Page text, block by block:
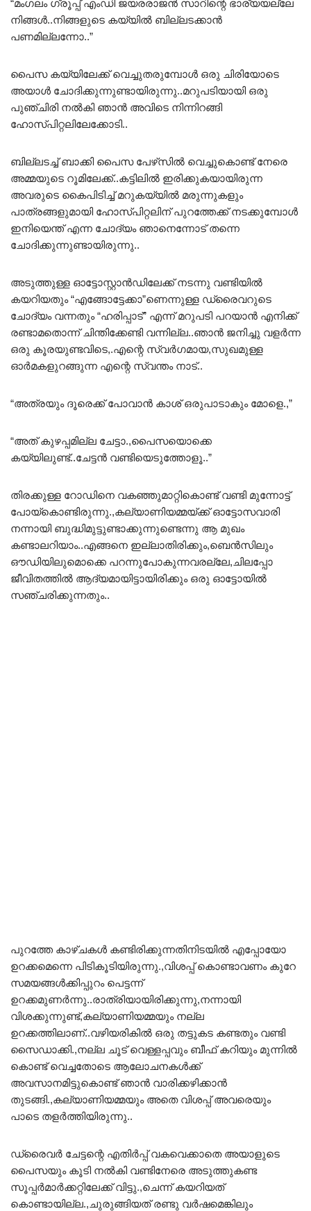
“മംഗലം ഗ്രൂപ്പ്‌ എംഡി ജയരരാജൻ സാറിന്റെ ഭാര്യയല്ലേ
നിങ്ങൾ..നിങ്ങളുടെ കയ്യിൽ ബില്ലടക്കാൻ
പണമില്ലന്നോ..”
പൈസ കയ്യിലേക്ക് വെച്ചുതരുമ്പോൾ ഒരു ചിരിയോടെ
അയാൾ ചോദിക്കുന്നുണ്ടായിരുന്നു..മറുപടിയായി ഒരു
പുഞ്ചിരി നൽകി ഞാൻ അവിടെ നിന്നിറങ്ങി
ഹോസ്പിറ്റലിലേക്കോടി..
ബില്ലടച്ച് ബാക്കി പൈസ പേഴ്‌സിൽ വെച്ചുകൊണ്ട് നേരെ
അമ്മയുടെ റൂമിലേക്ക്..കട്ടിലിൽ ഇരിക്കുകയായിരുന്ന
അവരുടെ കൈപിടിച്ച് മറുകയ്യിൽ മരുന്നുകളും
പാത്രങ്ങളുമായി ഹോസ്പിറ്റലിന് പുറത്തേക്ക് നടക്കുമ്പോൾ
ഇനിയെന്ത് എന്ന ചോദ്യം ഞാനെന്നോട് തന്നെ
ചോദിക്കുന്നുണ്ടായിരുന്നു..
അടുത്തുള്ള ഓട്ടോസ്റ്റാൻഡിലേക്ക് നടന്നു വണ്ടിയിൽ
കയറിയതും “എങ്ങോട്ടേക്കാ”ണെന്നുള്ള ഡ്രൈവറുടെ
ചോദ്യം വന്നതും “ഹരിപ്പാട്” എന്ന് മറുപടി പറയാൻ എനിക്ക്
രണ്ടാമതൊന്ന് ചിന്തിക്കേണ്ടി വന്നില്ല..ഞാൻ ജനിച്ചു വളർന്ന
ഒരു കൂരയുണ്ടവിടെ,.എന്റെ സ്വർഗമായ,സുഖമുള്ള
ഓർമകളുറങ്ങുന്ന എന്റെ സ്വന്തം നാട്..
“അത്രയും ദൂരെക്ക് പോവാൻ കാശ് ഒരുപാടാകും മോളെ.,”
“അത് കുഴപ്പമില്ല ചേട്ടാ.,പൈസയൊക്കെ
കയ്യിലുണ്ട്..ചേട്ടൻ വണ്ടിയെടുത്തോളൂ..”
തിരക്കുള്ള റോഡിനെ വകഞ്ഞുമാറ്റികൊണ്ട് വണ്ടി മുന്നോട്ട്
പോയ്‌കൊണ്ടിരുന്നു.,കല്യാണിയമ്മയ്ക്ക് ഓട്ടോസവാരി
നന്നായി ബുദ്ധിമുട്ടുണ്ടാക്കുന്നുണ്ടെന്നു ആ മുഖം
കണ്ടാലറിയാം..എങ്ങനെ ഇല്ലാതിരിക്കും,ബെൻസിലും
ഔഡിയിലുമൊക്കെ പറന്നുപോകുന്നവരല്ലേ,ചിലപ്പോ
ജീവിതത്തിൽ ആദ്യമായിട്ടായിരിക്കും ഒരു ഓട്ടോയിൽ
സഞ്ചരിക്കുന്നതും..
പുറത്തേ കാഴ്ചകൾ കണ്ടിരിക്കുന്നതിനിടയിൽ എപ്പോയോ
ഉറക്കമെന്നെ പിടികൂടിയിരുന്നു.,വിശപ്പ് കൊണ്ടാവണം കുറേ
സമയങ്ങൾക്കിപ്പുറം പെട്ടന്ന്
ഉറക്കമുണർന്നു..രാത്രിയായിരിക്കുന്നു,നന്നായി
വിശക്കുന്നുണ്ട്,കല്യാണിയമ്മയും നല്ല
ഉറക്കത്തിലാണ്..വഴിയരികിൽ ഒരു തട്ടുകട കണ്ടതും വണ്ടി
സൈഡാക്കി.,നല്ല ചൂട് വെള്ളപ്പവും ബീഫ് കറിയും മുന്നിൽ
കൊണ്ട് വെച്ചതോടെ ആലോചനകൾക്ക്
അവസാനമിട്ടുകൊണ്ട് ഞാൻ വാരിക്കഴിക്കാൻ
തുടങ്ങി.,കല്യാണിയമ്മയും അതെ വിശപ്പ് അവരെയും
പാടെ തളർത്തിയിരുന്നു..
ഡ്രൈവർ ചേട്ടന്റെ എതിർപ്പ് വകവെക്കാതെ അയാളുടെ
പൈസയും കൂടി നൽകി വണ്ടിനേരെ അടുത്തുകണ്ട
സൂപ്പർമാർക്കറ്റിലേക്ക് വിട്ടു.,ചെന്ന് കയറിയത്
കൊണ്ടായില്ല.,ചുരുങ്ങിയത് രണ്ടു വർഷമെങ്കിലും